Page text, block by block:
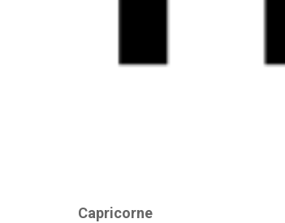
Capricorne